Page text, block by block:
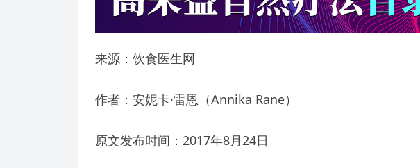
来源：饮食医生网
作者：安妮卡·雷恩（Annika Rane）
原文发布时间：2017年8月24日